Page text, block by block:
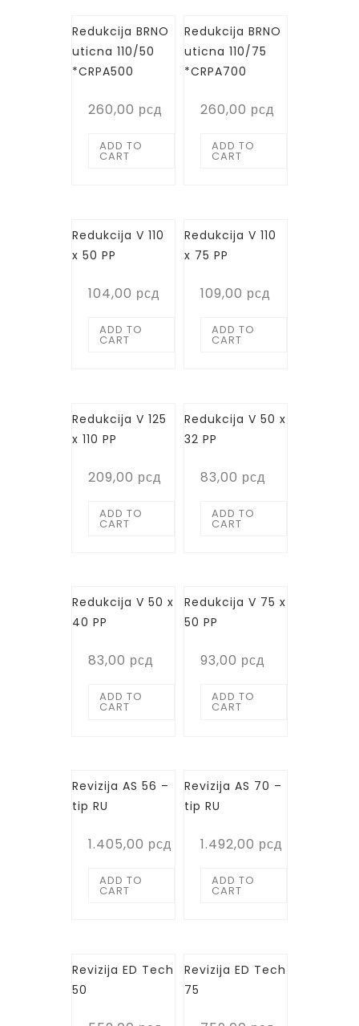
Redukcija BRNO
uticna 110/50
*CRPA500
260,00 рсд
ADD TO
CART
Redukcija BRNO
uticna 110/75
*CRPA700
260,00 рсд
ADD TO
CART
Redukcija V 110
x 50 PP
104,00 рсд
ADD TO
CART
Redukcija V 110
x 75 PP
109,00 рсд
ADD TO
CART
Redukcija V 125
x 110 PP
209,00 рсд
ADD TO
CART
Redukcija V 50 x
32 PP
83,00 рсд
ADD TO
CART
Redukcija V 50 x
40 PP
83,00 рсд
ADD TO
CART
Redukcija V 75 x
50 PP
93,00 рсд
ADD TO
CART
Revizija AS 56 –
tip RU
1.405,00 рсд
ADD TO
CART
Revizija AS 70 –
tip RU
1.492,00 рсд
ADD TO
CART
Revizija ED Tech
50
Revizija ED Tech
75